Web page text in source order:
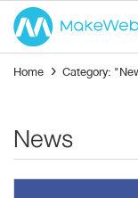
Home › Category:
News